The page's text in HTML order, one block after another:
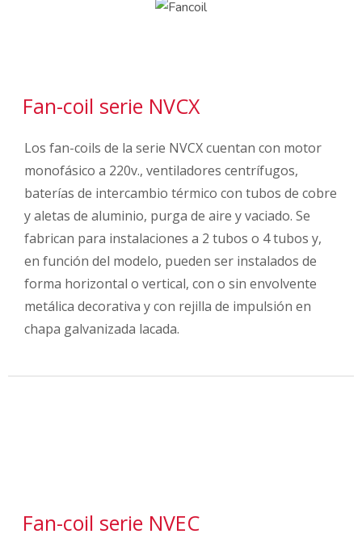
Fan-coil serie NVCX
Los fan-coils de la serie NVCX cuentan con motor
monofásico a 220v., ventiladores centrífugos,
baterías de intercambio térmico con tubos de cobre
y aletas de aluminio, purga de aire y vaciado. Se
fabrican para instalaciones a 2 tubos o 4 tubos y,
en función del modelo, pueden ser instalados de
forma horizontal o vertical, con o sin envolvente
metálica decorativa y con rejilla de impulsión en
chapa galvanizada lacada.
Fan-coil serie NVEC